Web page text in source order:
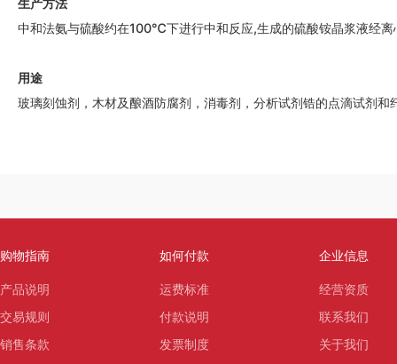
生产方法
中和法氨与硫酸约在100℃下进行中和反应,生成的硫酸铵晶浆液经
用途
玻璃刻蚀剂，木材及酿酒防腐剂，消毒剂，分析试剂锆的点滴试剂和
购物指南
产品说明
交易规则
销售条款
如何付款
运费标准
付款说明
发票制度
企业信息
经营资质
联系我们
关于我们